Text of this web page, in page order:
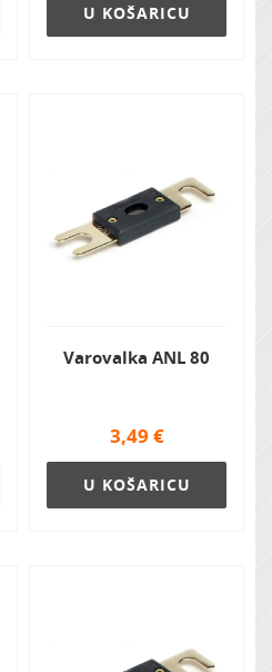
U KOŠARICU
Varovalka ANL 80
3,49 €
U KOŠARICU